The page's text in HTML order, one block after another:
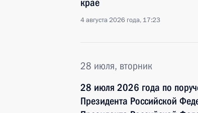
крае
4 августа 2026 года, 17:23
28 июля, вторник
28 июля 2026 года по
Президента Российской